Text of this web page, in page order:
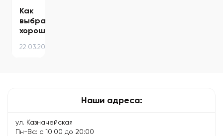
Как
выбрать
хороший
центр
22.03.2021
Наши адреса:
ул. Казначейская
Пн-Вс: с 10:00 до 20:00